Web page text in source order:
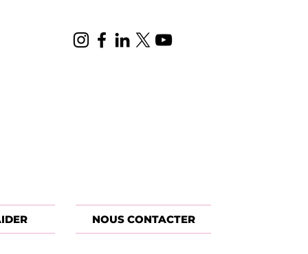
NOUS CONTACTER